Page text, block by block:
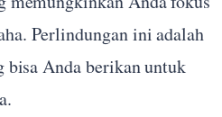
Perlindungan ini adalah
bisa Anda berikan untuk